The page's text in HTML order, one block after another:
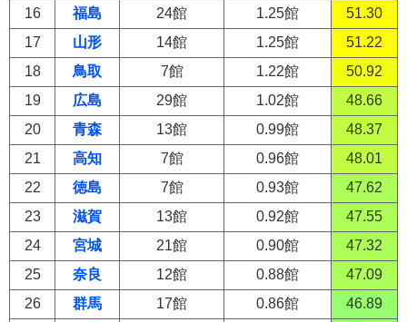
16
福島 24館 1.25館
51.30
17
山形 14館 1.25館
51.22
18
鳥取 7館 1.22館
50.92
19
広島 29館 1.02館
48.66
20
青森 13館 0.99館
48.37
21
高知 7館 0.96館
48.01
22
徳島 7館 0.93館
47.62
23
滋賀 13館 0.92館
47.55
24
宮城 21館 0.90館
47.32
25
奈良 12館 0.88館
47.09
26
群馬 17館 0.86館
46.89